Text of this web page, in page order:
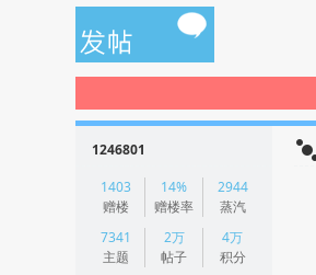
1246801
1403
赠楼
14%
赠楼率
2944
蒸汽
7341
主题
2万
帖子
4万
积分